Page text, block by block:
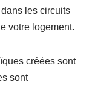
les circuits
votre logement.
créées sont
sont